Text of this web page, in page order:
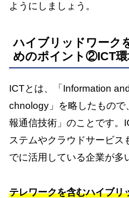
ようにしましょう。
ハイブリッドワーク
めのポイント②ICT環
ICTとは、「Information
chnology」を略したもので
報通信技術」のことです。
ステムやクラウドサービス
でに活用している企業が多
テレワークを含むハイブリ